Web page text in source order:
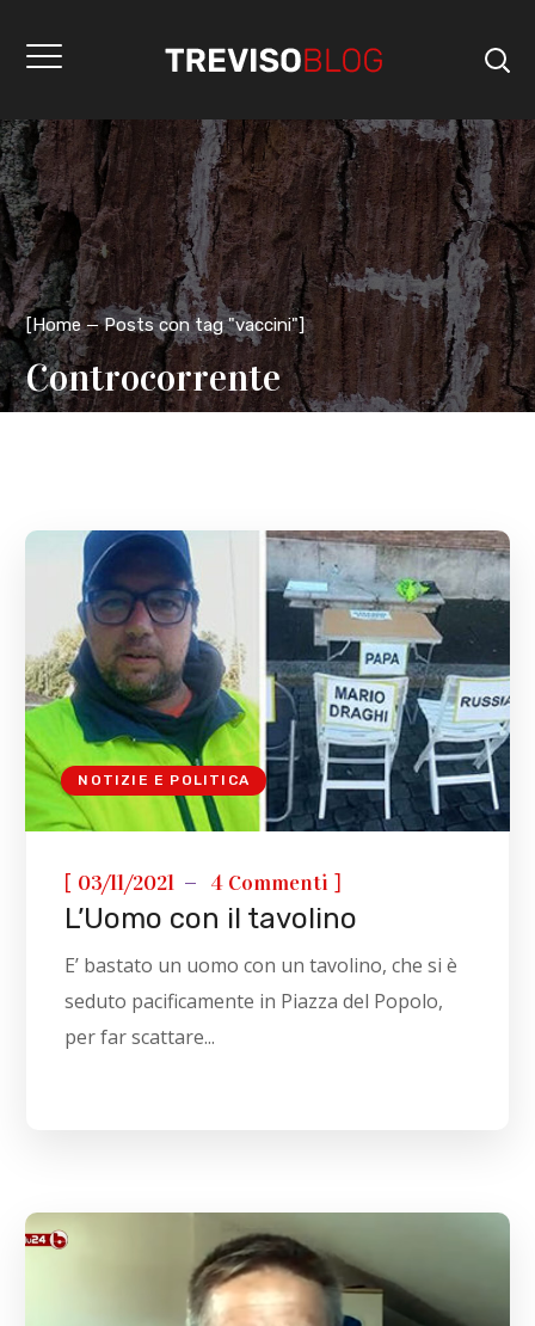
[Home Posts con tag "vaccini"]
Controcorrente
NOTIZIE E POLITICA
[ 03/11/2021 4 Commenti ]
L’Uomo con il tavolino
E’ bastato un uomo con un tavolino, che si è
seduto pacificamente in Piazza del Popolo,
per far scattare...